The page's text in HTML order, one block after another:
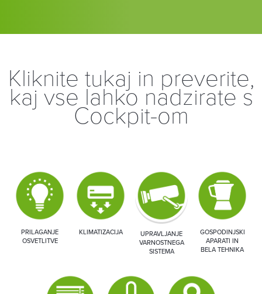
Kliknite tukaj in preverite,
kaj vse lahko nadzirate s
Cockpit-om
PRILAGANJE
OSVETLITVE
KLIMATIZACIJA
UPRAVLJANJE
VARNOSTNEGA
SISTEMA
GOSPODINJSKI
APARATI IN
BELA TEHNIKA